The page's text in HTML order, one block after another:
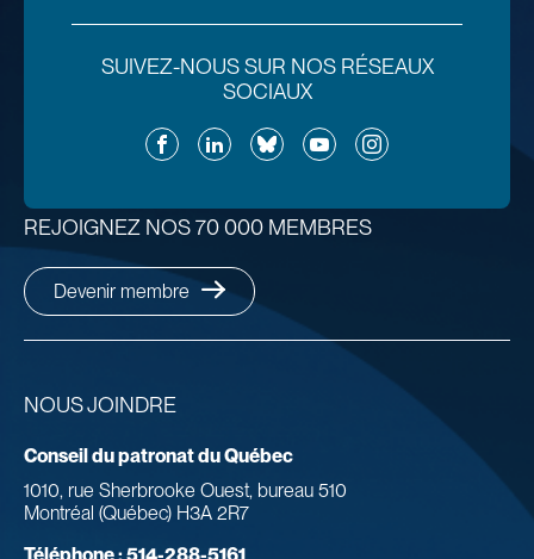
SUIVEZ-NOUS SUR NOS RÉSEAUX
SOCIAUX
FacebookLinkedInBlueskyYouTubeInstagram
NOUS JOINDRE
Conseil du patronat du Québec
1010, rue Sherbrooke Ouest, bureau 510
Montréal (Québec) H3A 2R7
REJOIGNEZ NOS 70 000 MEMBRES
Devenir membre